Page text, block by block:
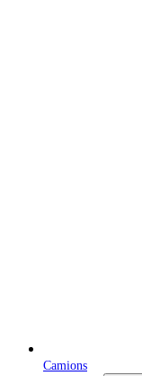
Camions